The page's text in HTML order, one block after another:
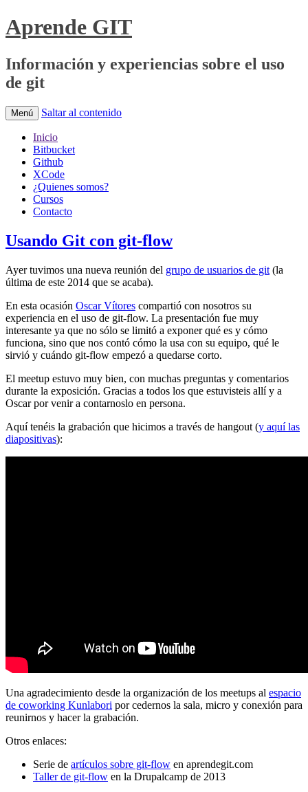
Aprende GIT
Información y experiencias sobre el uso
de git
Menú Saltar al contenido
Inicio
Bitbucket
Github
XCode
¿Quienes somos?
Cursos
Contacto
Usando Git con git-flow
Ayer tuvimos una nueva reunión del grupo de usuarios de git (la
última de este 2014 que se acaba).
En esta ocasión Oscar Vítores compartió con nosotros su
experiencia en el uso de git-flow. La presentación fue muy
interesante ya que no sólo se limitó a exponer qué es y cómo
funciona, sino que nos contó cómo la usa con su equipo, qué le
sirvió y cuándo git-flow empezó a quedarse corto.
El meetup estuvo muy bien, con muchas preguntas y comentarios
durante la exposición. Gracias a todos los que estuvisteis allí y a
Oscar por venir a contarnoslo en persona.
Aquí tenéis la grabación que hicimos a través de hangout (y aquí las
diapositivas):
Una agradecimiento desde la organización de los meetups al espacio
de coworking Kunlabori por cedernos la sala, micro y conexión para
reunirnos y hacer la grabación.
Otros enlaces:
Serie de artículos sobre git-flow en aprendegit.com
Taller de git-flow en la Drupalcamp de 2013